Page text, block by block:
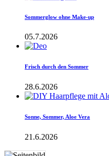
Sommerglow ohne Make-up
05.7.2026
Frisch durch den Sommer
28.6.2026
Sonne, Sommer, Aloe Vera
21.6.2026